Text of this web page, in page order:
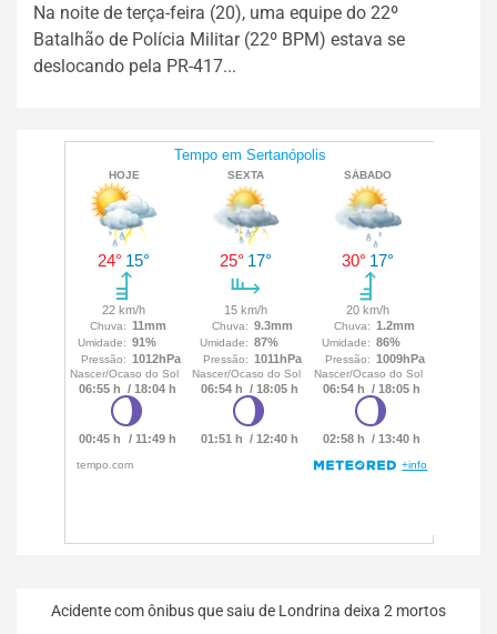
Na noite de terça-feira (20), uma equipe do 22º
Batalhão de Polícia Militar (22º BPM) estava se
deslocando pela PR-417...
Acidente com ônibus que saiu de Londrina deixa 2 mortos